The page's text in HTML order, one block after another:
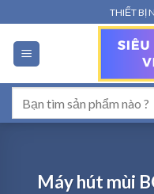
qua
nội
dung
THIẾT BỊ
kiếm:
Máy hút mùi